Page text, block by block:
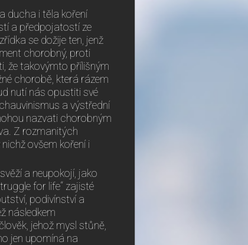
ducha i těla koření
a předpojatostí ze
se dožije ten, jenž
chorobný, proti
že takovýmto přílišným
chorobě, která rázem
nutí nás opustiti své
a výstřední
nazvati chorobným
Z rozmanitých
ovšem koření i
a neupokojí, jako
for life“ zajisté
podivínství a
následkem
jehož mysl stůně,
jen upomíná na